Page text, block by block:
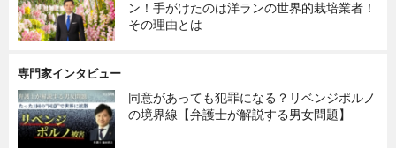
ン！手がけたのは洋ランの世界的栽培業者！
その理由とは
専門家インタビュー
同意があっても犯罪になる？リベンジポルノ
の境界線【弁護士が解説する男女問題】